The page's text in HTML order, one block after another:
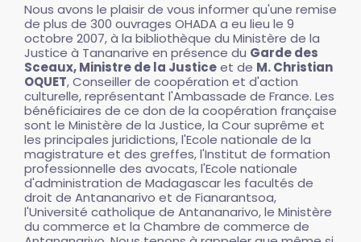
Nous avons le plaisir de vous informer qu'une remise
de plus de 300 ouvrages OHADA a eu lieu le 9
octobre 2007, à la bibliothèque du Ministère de la
Justice à Tananarive en présence du Garde des
Sceaux, Ministre de la Justiceet de M. Christian
OQUET, Conseiller de coopération et d'action
culturelle, représentant l'Ambassade de France. Les
bénéficiaires de ce don de la coopération française
sont le Ministère de la Justice, la Cour suprême et
les principales juridictions, l'Ecole nationale de la
magistrature et des greffes, l'Institut de formation
professionnelle des avocats, l'Ecole nationale
d'administration de Madagascar les facultés de
droit de Antananarivo et de Fianarantsoa,
l'Université catholique de Antananarivo, le Ministère
du commerce et la Chambre de commerce de